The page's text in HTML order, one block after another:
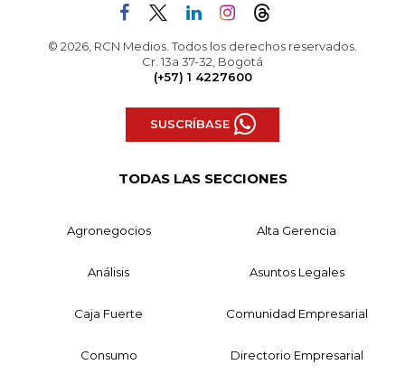
© 2026, RCN Medios. Todos los derechos reservados.
Cr. 13a 37-32, Bogotá
(+57) 1 4227600
SUSCRÍBASE
TODAS LAS SECCIONES
Agronegocios Alta Gerencia
Análisis Asuntos Legales
Caja Fuerte Comunidad Empresarial
Consumo Directorio Empresarial